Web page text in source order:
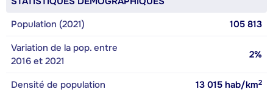
Population (2021)
105 813
Variation de la pop. entre
2016 et 2021
2%
Densité de population 13 015 hab/km2